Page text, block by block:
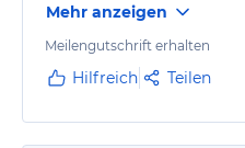
Hotelzimmer sind in die
Frühstück ist
Nacht, vor allem wenn
weiterempfehlen.
Mehr anzeigen
Meilengutschrift erhalten
Hilfreich Teilen